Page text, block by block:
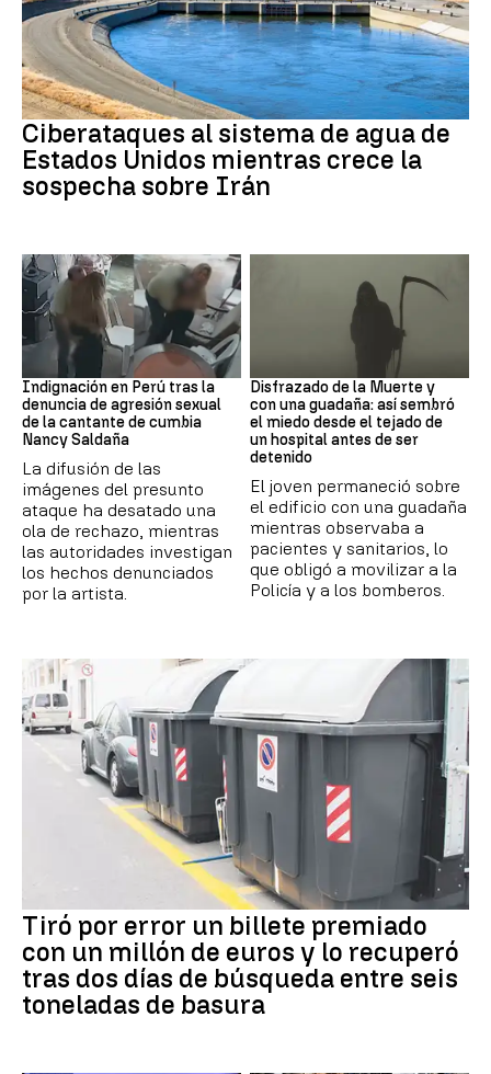
Guerra Irán
Ciberataques al sistema de agua de
Estados Unidos mientras crece la
sospecha sobre Irán
Indignación en Perú tras la
denuncia de agresión sexual
de la cantante de cumbia
Nancy Saldaña
La difusión de las
imágenes del presunto
ataque ha desatado una
ola de rechazo, mientras
las autoridades investigan
los hechos denunciados
por la artista.
Disfrazado de la Muerte y
con una guadaña: así sembró
el miedo desde el tejado de
un hospital antes de ser
detenido
El joven permaneció sobre
el edificio con una guadaña
mientras observaba a
pacientes y sanitarios, lo
que obligó a movilizar a la
Policía y a los bomberos.
Tiró por error un billete premiado
con un millón de euros y lo recuperó
tras dos días de búsqueda entre seis
toneladas de basura